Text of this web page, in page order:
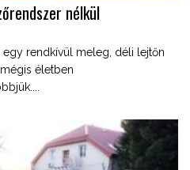
nélkül
rendkívül meleg, déli lejtőn
életben